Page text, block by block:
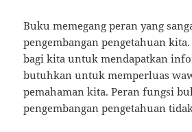
Buku memegang peran yang
pengembangan pengetahuan
bagi kita untuk mendapatkan
butuhkan untuk memperluas
pemahaman kita. Peran fungsi
pengembangan pengetahuan